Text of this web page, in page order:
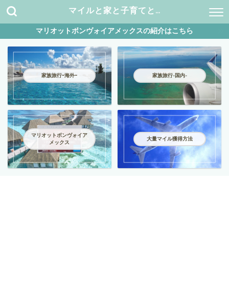
マイルと家と子育てと…
マリオットボンヴォイアメックスの紹介はこちら
家族旅行ｰ海外ｰ 家族旅行-国内-
マリオットボンヴォイア
メックス
大量マイル獲得方法